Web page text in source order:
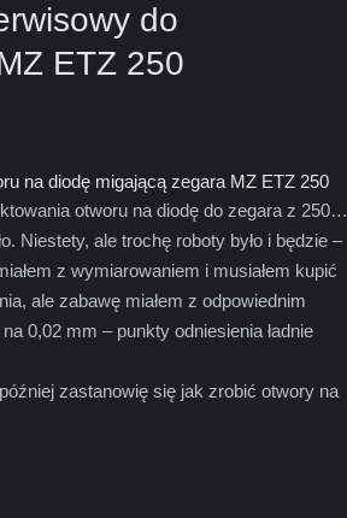
do
ETZ 250
na diodę migającą zegara MZ ETZ 250
otworu na diodę do zegara z 250…
Niestety, ale trochę roboty było i będzie –
z wymiarowaniem i musiałem kupić
ale zabawę miałem z odpowiednim
0,02 mm – punkty odniesienia ładnie
zastanowię się jak zrobić otwory na